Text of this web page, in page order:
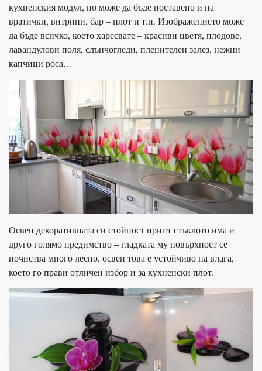
кухненския модул, но може да бъде поставено и на
вратички, витрини, бар – плот и т.н. Изображението може
да бъде всичко, което харесвате – красиви цветя, плодове,
лавандулови поля, слънчогледи, пленителен залез, нежни
капчици роса…
Освен декоративната си стойност принт стъклото има и
друго голямо предимство – гладката му повърхност се
почиства много лесно, освен това е устойчиво на влага,
което го прави отличен избор и за кухненски плот.